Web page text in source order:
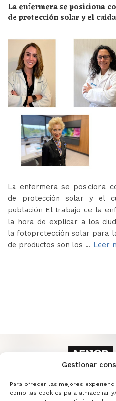
Gestionar
Para ofrecer las mejores
como las cookies para almacenar
La enfermera se posiciona
de protección solar y el
La enfermera se posiciona
de protección solar y el
población El trabajo de la
la hora de explicar a los
la fotoprotección solar para
de productos son los … Leer